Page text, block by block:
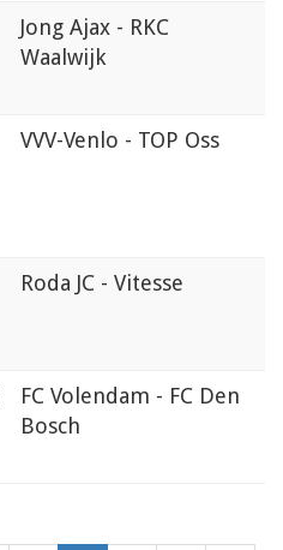
Jong Ajax - RKC
Waalwijk
VVV-Venlo - TOP Oss
Roda JC - Vitesse
FC Volendam - FC Den
Bosch